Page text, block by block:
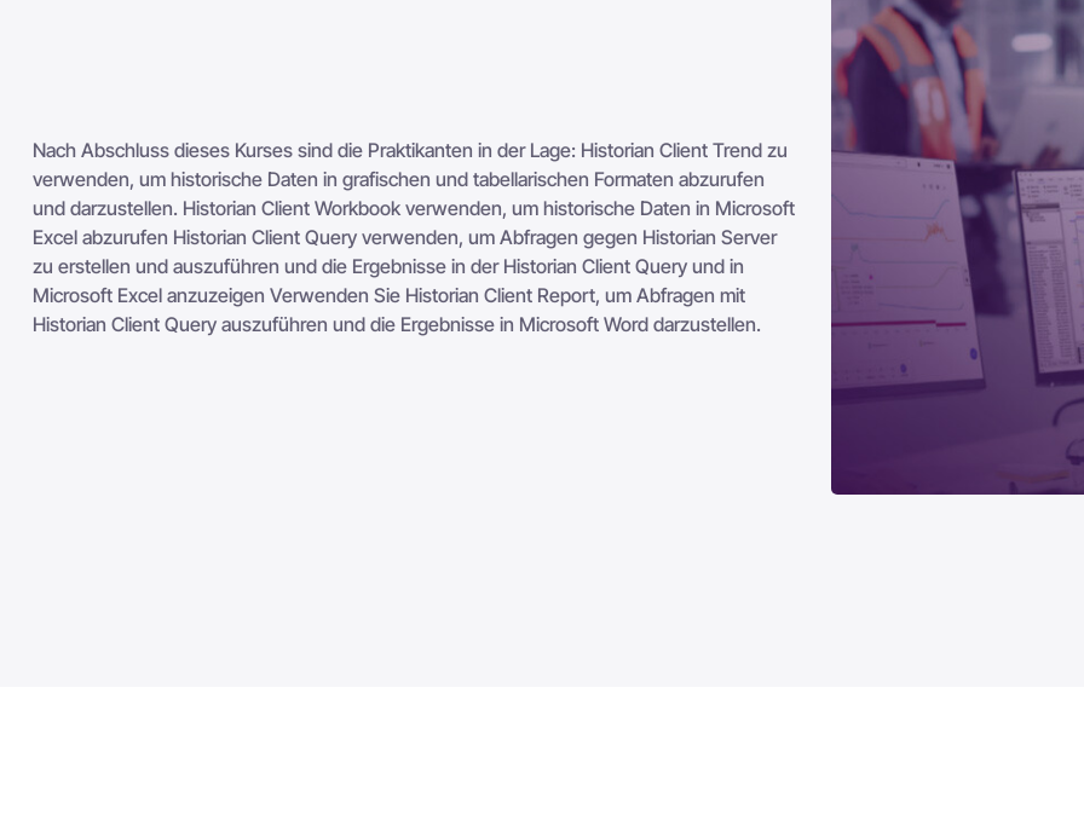
Nach Abschluss dieses Kurses sind die Praktikanten in der Lage: Historian Client Trend zu
verwenden, um historische Daten in grafischen und tabellarischen Formaten abzurufen
und darzustellen. Historian Client Workbook verwenden, um historische Daten in Microsoft
Excel abzurufen Historian Client Query verwenden, um Abfragen gegen Historian Server
zu erstellen und auszuführen und die Ergebnisse in der Historian Client Query und in
Microsoft Excel anzuzeigen Verwenden Sie Historian Client Report, um Abfragen mit
Historian Client Query auszuführen und die Ergebnisse in Microsoft Word darzustellen.